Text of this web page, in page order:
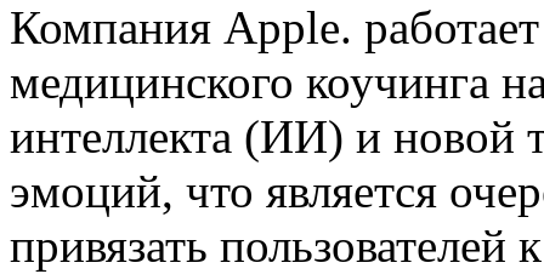
Компания Apple.
медицинского коучинга
интеллекта (ИИ) и новой
эмоций, что является
привязать